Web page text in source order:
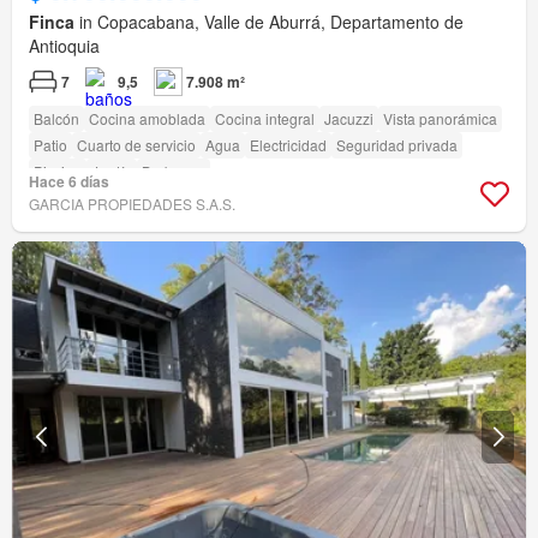
Finca in Copacabana, Valle de Aburrá, Departamento de
Antioquia
7 9,5 7.908 m²
Balcón Cocina amoblada Cocina integral Jacuzzi Vista panorámica
Patio Cuarto de servicio Agua Electricidad Seguridad privada
Piscina
Jardín Barbecue
Hace 6 días
GARCIA PROPIEDADES S.A.S.